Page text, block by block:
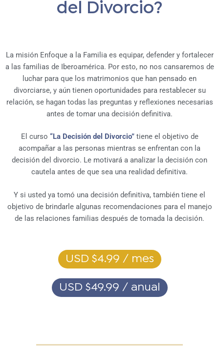
del Divorcio?
La misión Enfoque a la Familia es equipar, defender y fortalecer
a las familias de Iberoamérica. Por esto, no nos cansaremos de
luchar para que los matrimonios que han pensado en
divorciarse, y aún tienen oportunidades para restablecer su
relación, se hagan todas las preguntas y reflexiones necesarias
antes de tomar una decisión definitiva.
El curso “La Decisión del Divorcio”tiene el objetivo de
acompañar a las personas mientras se enfrentan con la
decisión del divorcio. Le motivará a analizar la decisión con
cautela antes de que sea una realidad definitiva.
Y si usted ya tomó una decisión definitiva, también tiene el
objetivo de brindarle algunas recomendaciones para el manejo
de las relaciones familias después de tomada la decisión.
USD $4.99 / mes
USD $49.99 / anual